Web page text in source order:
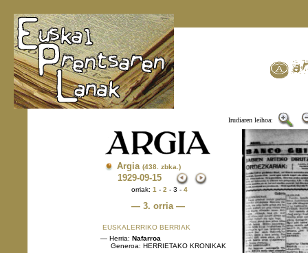
Irudiaren leihoa:
Argia (438. zbka.)
1929-09-15
orriak: 1 - 2 - 3 - 4
— 3. orria —
EUSKALERRIKO BERRIAK
— Herria: Nafarroa
Generoa: HERRIETAKO KRONIKAK